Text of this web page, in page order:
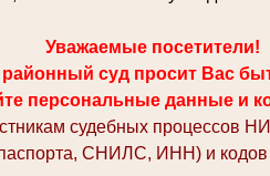
Уважаемые посетители!
районный суд просит Вас
персональные данные и
судебных процессов
СНИЛС, ИНН) и